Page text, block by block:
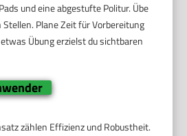
und eine abgestufte Politur. Übe
Plane Zeit für Vorbereitung
Übung erzielst du sichtbaren
zählen Effizienz und Robustheit.